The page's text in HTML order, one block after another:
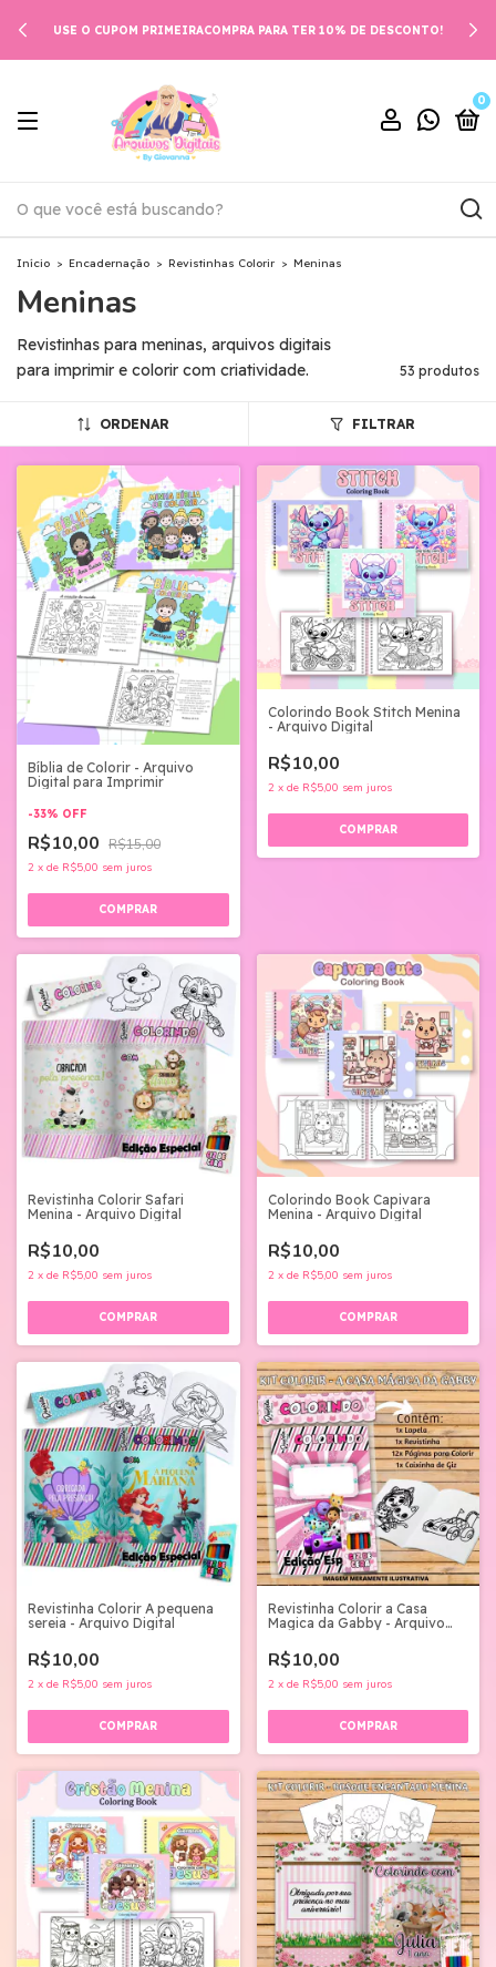
USE O CUPOM PRIMEIRACOMPRA PARA TER 10% DE DESCONTO!
0
Início > Encadernação > Revistinhas Colorir > Meninas
Meninas
Revistinhas para meninas, arquivos digitais
para imprimir e colorir com criatividade.
53 produtos
ORDENAR FILTRAR
Bíblia de Colorir - Arquivo
Digital para Imprimir
-33% OFF
R$10,00 R$15,00
2 x de R$5,00 sem juros
Colorindo Book Stitch Menina
- Arquivo Digital
R$10,00
2 x de R$5,00 sem juros
Revistinha Colorir Safari
Menina - Arquivo Digital
R$10,00
2 x de R$5,00 sem juros
Colorindo Book Capivara
Menina - Arquivo Digital
R$10,00
2 x de R$5,00 sem juros
Revistinha Colorir A pequena
sereia - Arquivo Digital
R$10,00
2 x de R$5,00 sem juros
Revistinha Colorir a Casa
Magica da Gabby - Arquivo
R$10,00
2 x de R$5,00 sem juros